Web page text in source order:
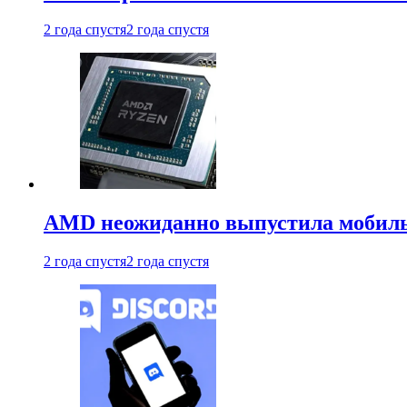
2 года спустя2 года спустя
AMD неожиданно выпустила
2 года спустя2 года спустя